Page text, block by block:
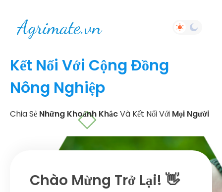
Kết Nối Với Cộng Đồng
Nông Nghiệp
Chia Sẻ Những Khoảnh KhắcVà Kết Nối Với Mọi Người
Chào Mừng Trở Lại! 👋